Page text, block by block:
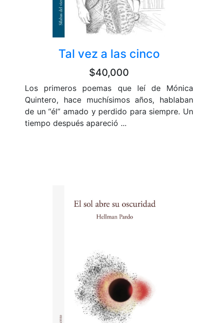
Tal vez a las cinco
$40,000
Los primeros poemas que leí de Mónica
Quintero, hace muchísimos años, hablaban
de un “él” amado y perdido para siempre. Un
tiempo después apareció ...